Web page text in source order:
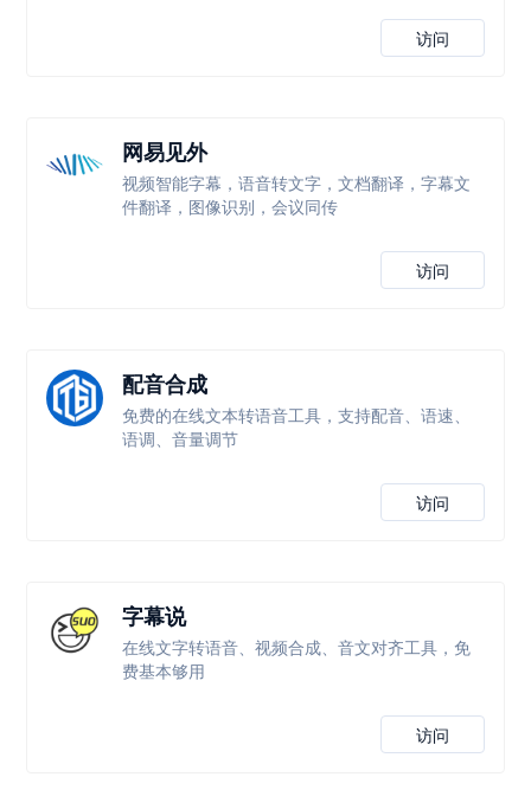
访问
网易见外
视频智能字幕，语音转文字，文档翻译，字幕文
件翻译，图像识别，会议同传
访问
配音合成
免费的在线文本转语音工具，支持配音、语速、
语调、音量调节
访问
字幕说
在线文字转语音、视频合成、音文对齐工具，免
费基本够用
访问